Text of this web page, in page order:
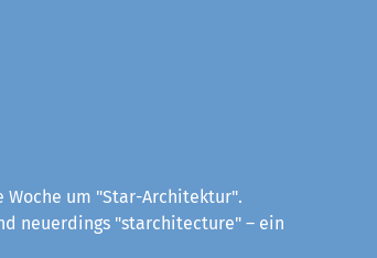
Woche um "Star-Architektur".
neuerdings "starchitecture" – ein